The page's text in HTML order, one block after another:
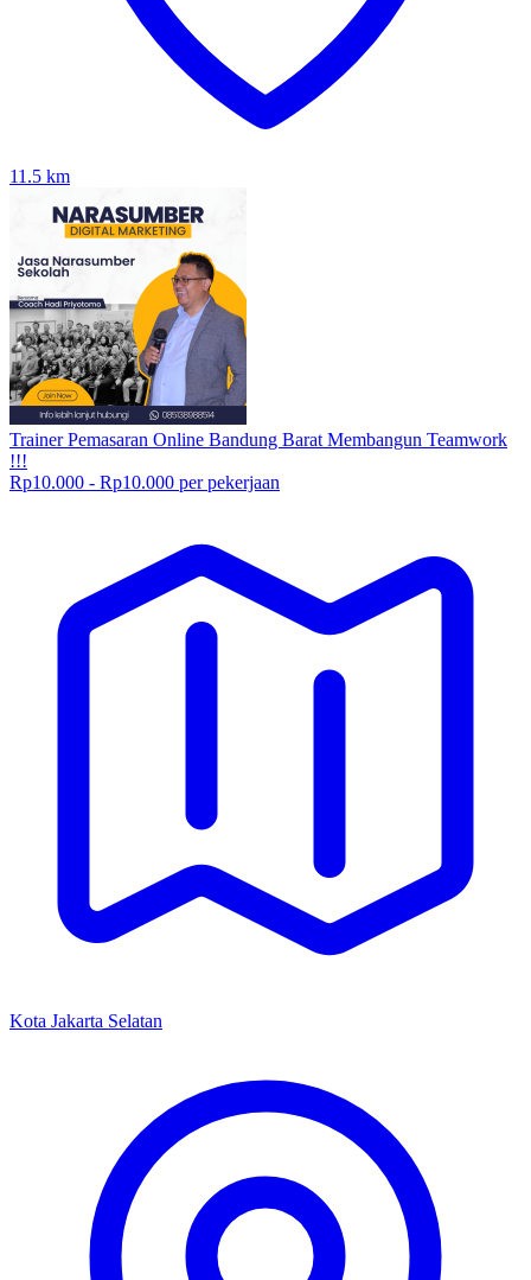
11.5 km
Trainer Pemasaran Online Bandung Barat Membangun Teamwork
!!!
Rp10.000 - Rp10.000 per pekerjaan
Kota Jakarta Selatan